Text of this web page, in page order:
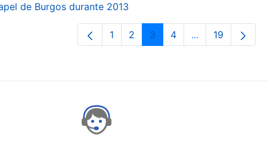
de Burgos durante 2013
Página
1 Página
2 Página
3 Página
4 ...PáginasPágina
19